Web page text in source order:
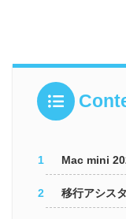
Mac mini
移行アシス